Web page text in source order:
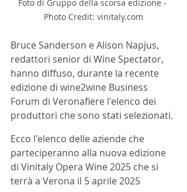
Foto di Gruppo della scorsa edizione -
Photo Credit: vinitaly.com
Bruce Sanderson e Alison Napjus,
redattori senior di Wine Spectator,
hanno diffuso, durante la recente
edizione di wine2wine Business
Forum di Veronafiere l'elenco dei
produttori che sono stati selezionati.
Ecco l'elenco delle aziende che
parteciperanno alla nuova edizione
di Vinitaly Opera Wine 2025 che si
terrà a Verona il 5 aprile 2025